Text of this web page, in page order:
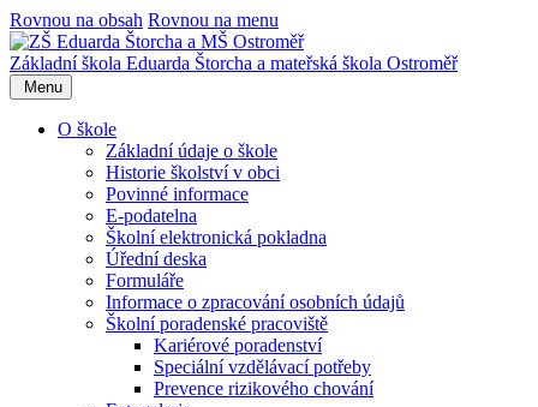
Rovnou na obsah Rovnou na menu
Základní škola Eduarda Štorcha a mateřská škola Ostroměř
Menu
O škole
Základní údaje o škole
Historie školství v obci
Povinné informace
E-podatelna
Školní elektronická pokladna
Úřední deska
Formuláře
Informace o zpracování osobních údajů
Školní poradenské pracoviště
Kariérové poradenství
Speciální vzdělávací potřeby
Prevence rizikového chování